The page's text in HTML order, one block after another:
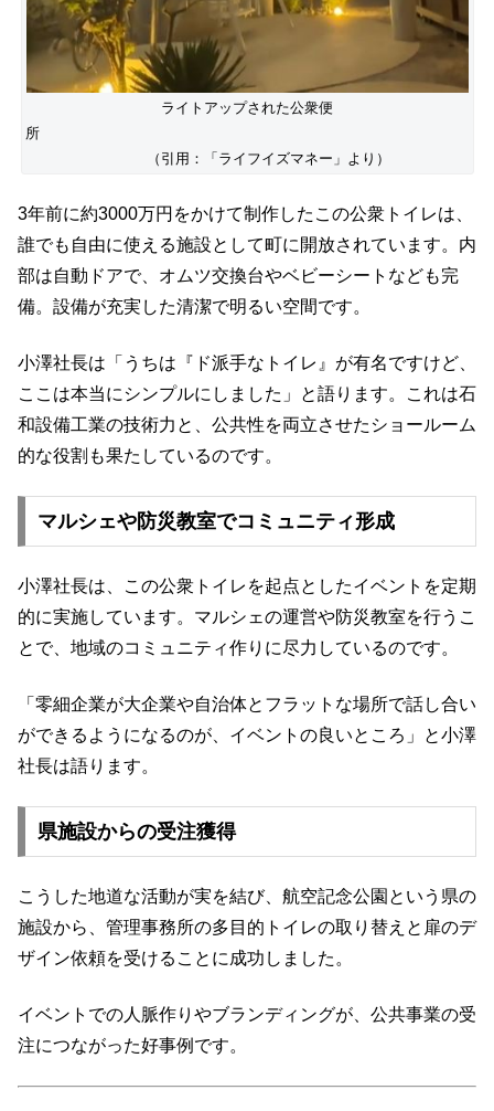
ライトアップされた公衆便
所
（引用：「ライフイズマネー」より）
3年前に約3000万円をかけて制作したこの公衆トイレは、
誰でも自由に使える施設として町に開放されています。内
部は自動ドアで、オムツ交換台やベビーシートなども完
備。設備が充実した清潔で明るい空間です。
小澤社長は「うちは『ド派手なトイレ』が有名ですけど、
ここは本当にシンプルにしました」と語ります。これは石
和設備工業の技術力と、公共性を両立させたショールーム
的な役割も果たしているのです。
マルシェや防災教室でコミュニティ形成
小澤社長は、この公衆トイレを起点としたイベントを定期
的に実施しています。マルシェの運営や防災教室を行うこ
とで、地域のコミュニティ作りに尽力しているのです。
「零細企業が大企業や自治体とフラットな場所で話し合い
ができるようになるのが、イベントの良いところ」と小澤
社長は語ります。
県施設からの受注獲得
こうした地道な活動が実を結び、航空記念公園という県の
施設から、管理事務所の多目的トイレの取り替えと扉のデ
ザイン依頼を受けることに成功しました。
イベントでの人脈作りやブランディングが、公共事業の受
注につながった好事例です。